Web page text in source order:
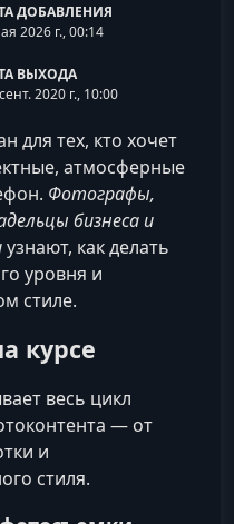
ДОБАВЛЕНИЯ
2026 г., 00:14
ВЫХОДА
2020 г., 10:00
для тех, кто хочет
атмосферные
Фотографы,
бизнеса и
узнают, как делать
уровня и
стиле.
курсе
весь цикл
— от
и
стиля.